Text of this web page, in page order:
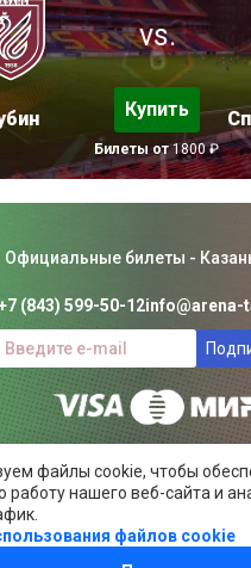
vs.
Купить
Билеты от1800 ₽
Официальные билеты -
(843) 599-50-12info@arena-
Казань Арены.
Положение об общих
ARENA-TATNEFT.RU ©
файлы cookie, чтобы
работу нашего веб-сайта и
файлов cookie